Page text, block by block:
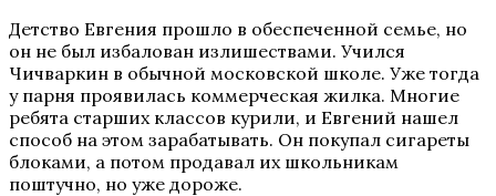
Детство Евгения прошло в обеспеченной семье, но
он не был избалован излишествами. Учился
Чичваркин в обычной московской школе. Уже тогда
у парня проявилась коммерческая жилка. Многие
ребята старших классов курили, и Евгений нашел
способ на этом зарабатывать. Он покупал сигареты
блоками, а потом продавал их школьникам
поштучно, но уже дороже.